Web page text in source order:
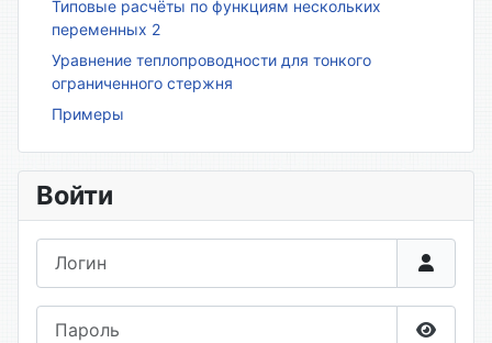
Типовые расчёты по функциям нескольких
переменных 2
Уравнение теплопроводности для тонкого
ограниченного стержня
Примеры
Войти